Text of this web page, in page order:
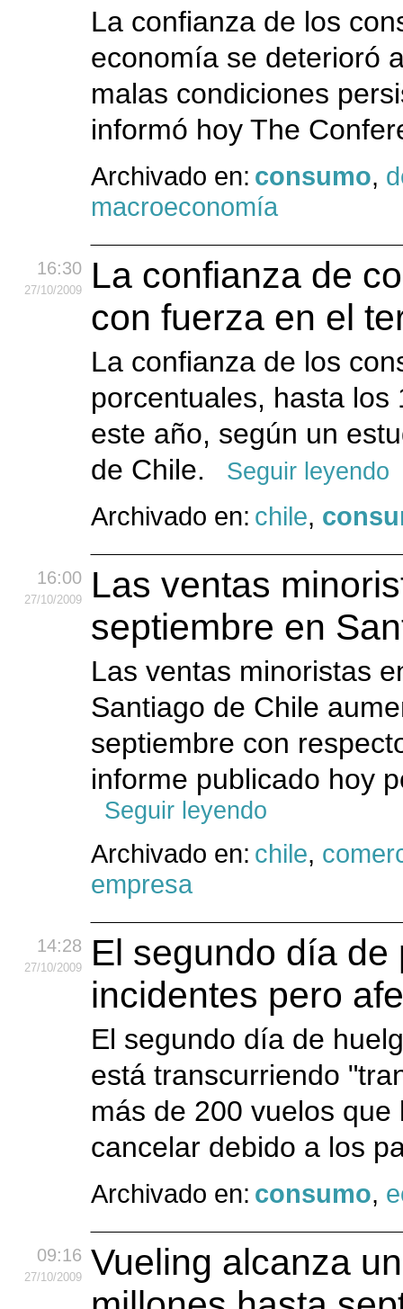
La confianza de los
economía se deterioró
malas condiciones
informó hoy The
Archivado en: consumo,
macroeconomía
16:30
27/10/2009
La confianza de
con fuerza en el
La confianza de los
porcentuales, hasta
este año, según un
de Chile.
Seguir leyendo
Archivado en: chile,
16:00
27/10/2009
Las ventas
septiembre en
Las ventas minoristas
Santiago de Chile
septiembre con
informe publicado hoy
Seguir leyendo
Archivado en: chile,
empresa
14:28
27/10/2009
El segundo día
incidentes pero
El segundo día de
está transcurriendo
más de 200 vuelos
cancelar debido a los
Archivado en: consumo,
09:16
27/10/2009
Vueling alcanza